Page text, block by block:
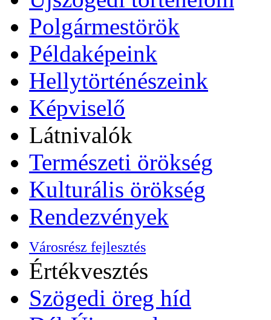
Polgármestörök
Példaképeink
Hellytörténészeink
Képviselő
Látnivalók
Természeti örökség
Kulturális örökség
Rendezvények
Városrész fejlesztés
Értékvesztés
Szögedi öreg híd